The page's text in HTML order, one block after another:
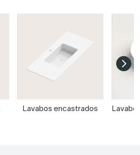
Lavabos encastrados